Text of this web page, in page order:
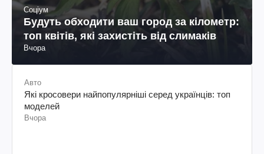
Соціум
Будуть обходити ваш город за кілометр:
топ квітів, які захистіть від слимаків
Вчора
Авто
Які кросовери найпопулярніші серед українців: топ
моделей
Вчора